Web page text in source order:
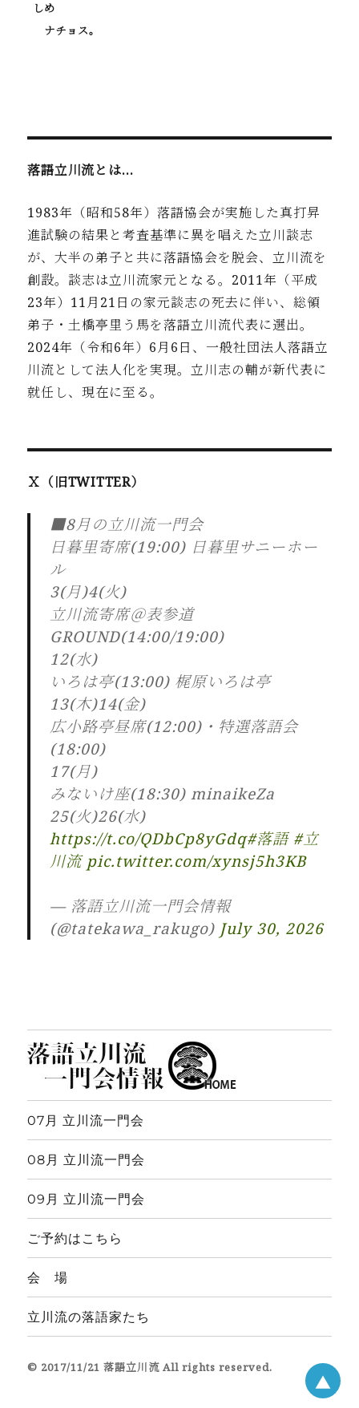
しめ
ナチョス。
落語立川流とは…
1983年（昭和58年）落語協会が実施した真打昇
進試験の結果と考査基準に異を唱えた立川談志
が、大半の弟子と共に落語協会を脱会、立川流を
創設。談志は立川流家元となる。2011年（平成
23年）11月21日の家元談志の死去に伴い、総領
弟子・土橋亭里う馬を落語立川流代表に選出。
2024年 （令和6年）6月6日、一般社団法人落語立
川流として法人化を実現。立川志の輔が新代表に
就任し、現在に至る。
Ｘ（旧TWITTER）
■8月の立川流一門会
日暮里寄席(19:00) 日暮里サニーホー
ル
3(月)4(火)
立川流寄席＠表参道
GROUND(14:00/19:00)
12(水)
いろは亭(13:00) 梶原いろは亭
13(木)14(金)
広小路亭昼席(12:00)・特選落語会
(18:00)
17(月)
みないけ座(18:30) minaikeZa
25(火)26(水)
https://t.co/QDbCp8yGdq#落語 #立
川流 pic.twitter.com/xynsj5h3KB
— 落語立川流一門会情報
(@tatekawa_rakugo) July 30, 2026
07月 立川流一門会
08月 立川流一門会
09月 立川流一門会
ご予約はこちら
会 場
立川流の落語家たち
© 2017/11/21 落語立川流 All rights reserved.
▲